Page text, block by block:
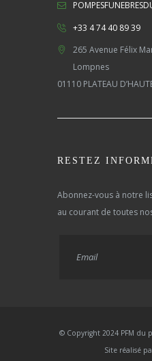
+33 4 74 40 89 39
265 Avenue Félix
Lompnes
01110 PLATEAU
RESTEZ
Abonnez-vous à notre
au courant de toutes
© Copyright 2024 PFM du
Site réalisé